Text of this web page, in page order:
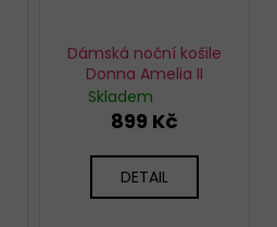
Dámská noční košile
Donna Amelia II
Skladem
899 Kč
DETAIL